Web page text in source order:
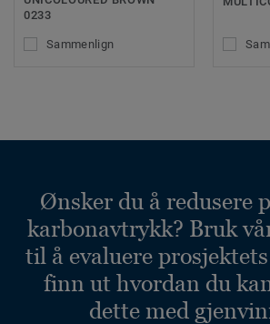
0233
Sammenlign
Ønsker du å redusere
karbonavtrykk? Bruk
til å evaluere
finn ut hvordan du
dette med